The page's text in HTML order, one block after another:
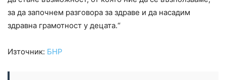
за да започнем разговора за здраве и да насадим
здравна грамотност у децата.“
Източник: БНР